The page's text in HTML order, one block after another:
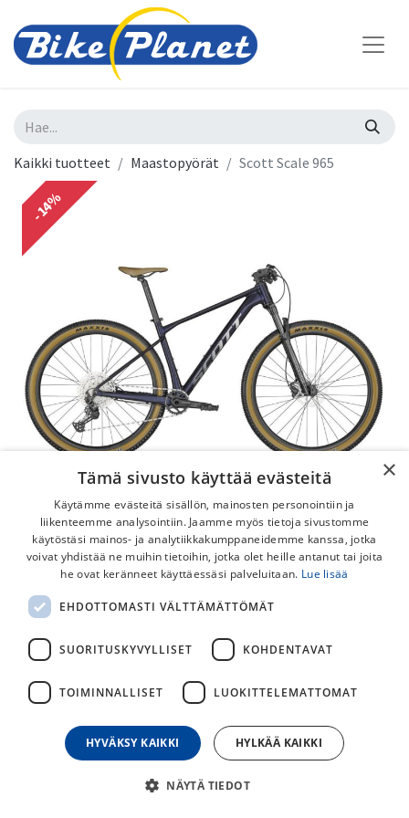
Kaikki tuotteet Maastopyörät Scott Scale 965
-14%
Scott Scale 965
Tyylikäs, tehokas ja nopea Scott Scale on monipuolinen
RockShox Judy etujousituksella.
1 199,00€ 1 399,00 €
päivän alin hinta
×
Tämä sivusto käyttää evästeitä
Käytämme evästeitä sisällön, mainosten personointiin ja
liikenteemme analysointiin. Jaamme myös tietoja sivustomme
käytöstäsi mainos- ja analytiikkakumppaneidemme kanssa, jotka
voivat yhdistää ne muihin tietoihin, jotka olet heille antanut tai joita
he ovat keränneet käyttäessäsi palveluitaan. Lue lisää
EHDOTTOMASTI VÄLTTÄMÄTTÖMÄT
SUORITUSKYVYLLISET KOHDENTAVAT
TOIMINNALLISET LUOKITTELEMATTOMAT
HYVÄKSY KAIKKI HYLKÄÄ KAIKKI
NÄYTÄ TIEDOT